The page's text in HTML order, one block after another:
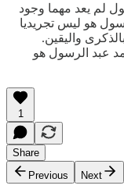
لم يعد مهما وجود
هو ليس تجريديا
واليقين.
عبد الرسول هو
1
Share
Previous
Next